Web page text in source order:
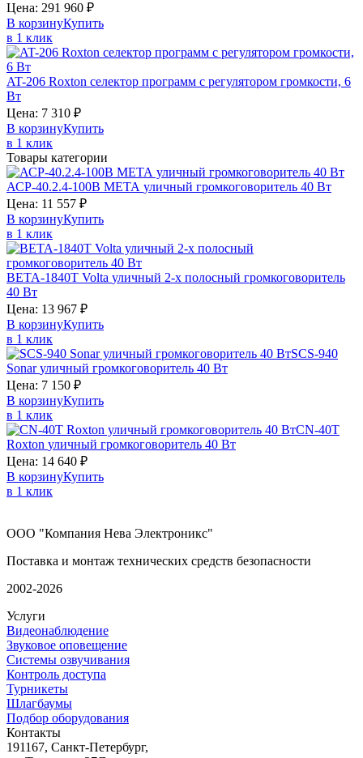
Цена: 291 960 ₽
В корзинуКупить
в 1 клик
AT-206 Roxton селектор программ с регулятором громкости, 6
Вт
Цена: 7 310 ₽
В корзинуКупить
в 1 клик
Товары категории
АСР-40.2.4-100В МЕТА уличный громкоговоритель 40 Вт
Цена: 11 557 ₽
В корзинуКупить
в 1 клик
BETA-1840T Volta уличный 2-х полосный громкоговоритель
40 Вт
Цена: 13 967 ₽
В корзинуКупить
в 1 клик
SCS-940
Sonarуличный громкоговоритель 40 Вт
Цена: 7 150 ₽
В корзинуКупить
в 1 клик
CN-40T
Roxton уличный громкоговоритель 40 Вт
Цена: 14 640 ₽
В корзинуКупить
в 1 клик
ООО "Компания Нева Электроникс"
Поставка и монтаж технических средств безопасности
2002-2026
Услуги
Видеонаблюдение
Звуковое оповещение
Системы озвучивания
Контроль доступа
Турникеты
Шлагбаумы
Подбор оборудования
Контакты
191167, Санкт-Петербург,